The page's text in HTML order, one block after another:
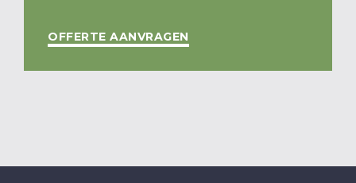
OFFERTE AANVRAGEN